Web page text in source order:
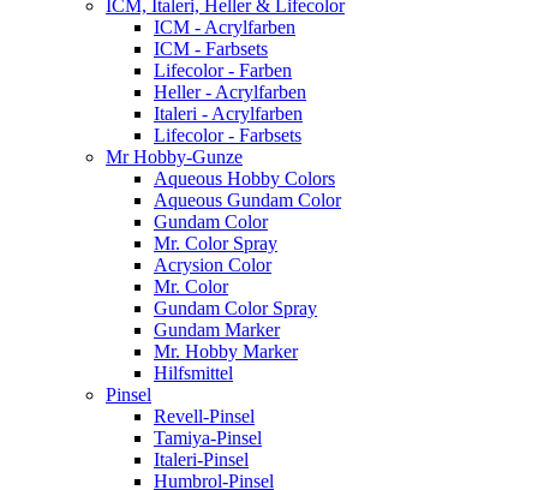
ICM, Italeri, Heller & Lifecolor
ICM - Acrylfarben
ICM - Farbsets
Lifecolor - Farben
Heller - Acrylfarben
Italeri - Acrylfarben
Lifecolor - Farbsets
Mr Hobby-Gunze
Aqueous Hobby Colors
Aqueous Gundam Color
Gundam Color
Mr. Color Spray
Acrysion Color
Mr. Color
Gundam Color Spray
Gundam Marker
Mr. Hobby Marker
Hilfsmittel
Pinsel
Revell-Pinsel
Tamiya-Pinsel
Italeri-Pinsel
Humbrol-Pinsel